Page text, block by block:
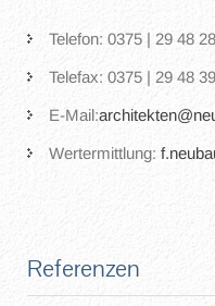
Telefon: 0375 | 29 48 28
Telefax: 0375 | 29 48 39
E-Mail:
Wertermittlung:
Referenzen